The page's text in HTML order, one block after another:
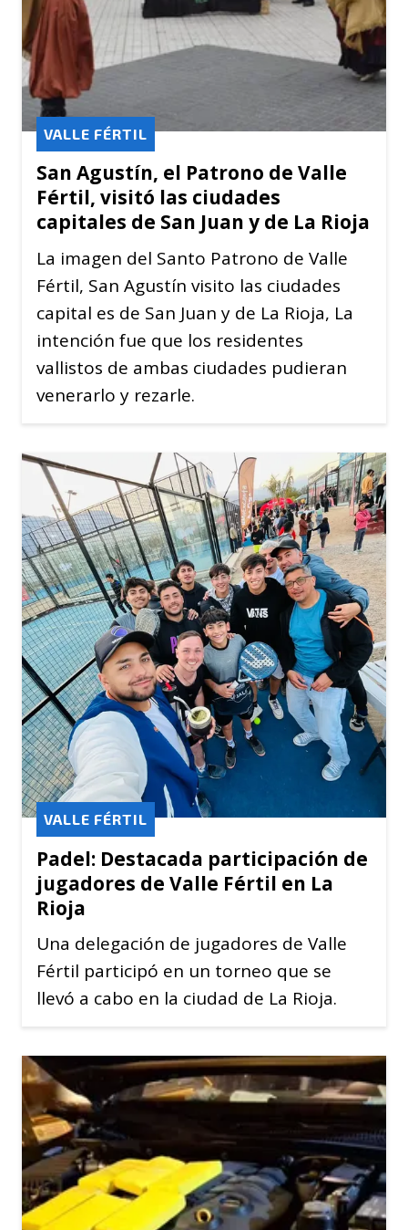
San Agustín, el Patrono de Valle
Fértil, visitó las ciudades
capitales de San Juan y de La Rioja
VALLE FÉRTIL
La imagen del Santo Patrono de Valle
Fértil, San Agustín visito las ciudades
capital es de San Juan y de La Rioja, La
intención fue que los residentes
vallistos de ambas ciudades pudieran
venerarlo y rezarle.
Padel: Destacada participación de
jugadores de Valle Fértil en La
Rioja
VALLE FÉRTIL
Una delegación de jugadores de Valle
Fértil participó en un torneo que se
llevó a cabo en la ciudad de La Rioja.